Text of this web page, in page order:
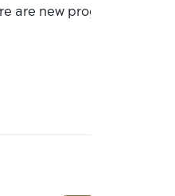
are new program